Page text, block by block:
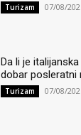
Turizam 07/08/
Da li je
dobar posleratni
Turizam 07/08/